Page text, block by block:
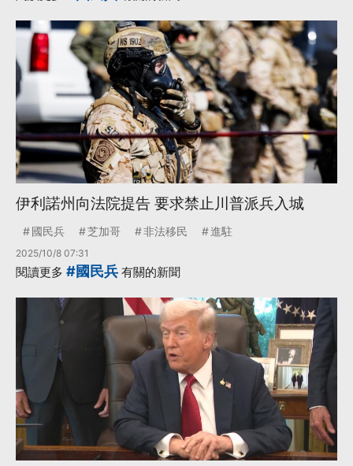
伊利諾州向法院提告 要求禁止川普派兵入城
國民兵 芝加哥 非法移民 進駐
2025/10/8 07:31
閱讀更多 #國民兵 有關的新聞